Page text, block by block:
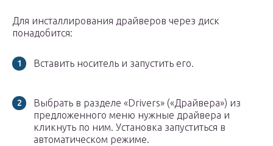
Для инсталлирования драйверов через диск
понадобится:
Вставить носитель и запустить его.
Выбрать в разделе «Drivers» («Драйвера») из
предложенного меню нужные драйвера и
кликнуть по ним. Установка запуститься в
автоматическом режиме.